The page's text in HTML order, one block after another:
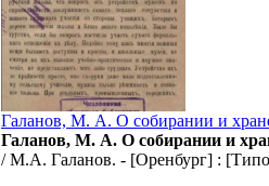
Галанов, М. А. О собирании и
Галанов, М. А. О собирании и
/ М.А. Галанов. - [Оренбург] :